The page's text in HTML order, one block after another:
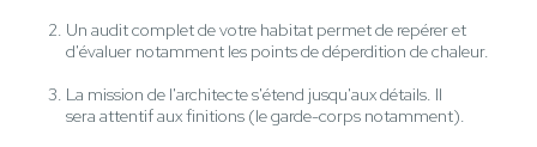
Un audit complet de votre habitat permet de repérer et
d'évaluer notamment les points de déperdition de chaleur.
La mission de l'architecte s'étend jusqu'aux détails. Il
sera attentif aux finitions (le garde-corps notamment).